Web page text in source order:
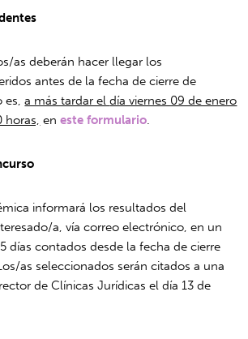
as deberán hacer llegar los
antes de la fecha de cierre de
es,a más tardar eldía viernes 09 de enero
horas, eneste formulario
informará los resultados del
a, vía correo electrónico, en un
días contados desde la fecha de cierre
as seleccionados serán citados a una
de Clínicas Jurídicas el día 13 de